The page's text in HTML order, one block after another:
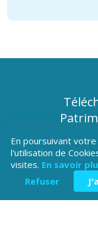
En poursuivant
l'utilisation de
visites. En savoir
Refuser